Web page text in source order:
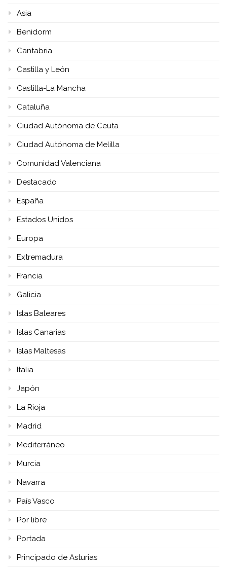
Asia
Benidorm
Cantabria
Castilla y León
Castilla-La Mancha
Cataluña
Ciudad Autónoma de Ceuta
Ciudad Autónoma de Melilla
Comunidad Valenciana
Destacado
España
Estados Unidos
Europa
Extremadura
Francia
Galicia
Islas Baleares
Islas Canarias
Islas Maltesas
Italia
Japón
La Rioja
Madrid
Mediterráneo
Murcia
Navarra
País Vasco
Por libre
Portada
Principado de Asturias